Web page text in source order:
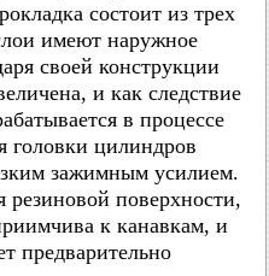
состоит из трех
имеют наружное
своей конструкции
и как следствие
в процессе
головки цилиндров
зажимным усилием.
резиновой поверхности,
к канавкам, и
предварительно